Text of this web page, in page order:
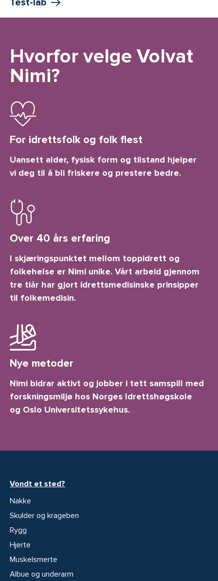
Test-lab
Hvorfor velge Volvat
Nimi?
For idrettsfolk og folk flest
Uansett alder, fysisk form og tilstand hjelper
vi deg til å bli friskere og prestere bedre.
Over 40 års erfaring
I skjæringspunktet mellom toppidrett og
folkehelse er Nimi unike. Vårt arbeid gjennom
tre tiår har gjort idrettsmedisinske prinsipper
til folkemedisin.
Nye metoder
Nimi bidrar aktivt og jobber i tett samspill med
forskningsmiljø hos Norges Idrettshøgskole
og Oslo Universitetssykehus.
Vondt et sted?
Nakke
Skulder og krageben
Rygg
Hjerte
Muskelsmerte
Albue og underarm